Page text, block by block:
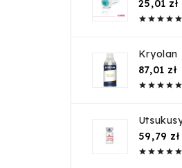
Plastik
1szt.
25,01 zł
    
Kryolan
87,01 zł
    
59,79 zł
    